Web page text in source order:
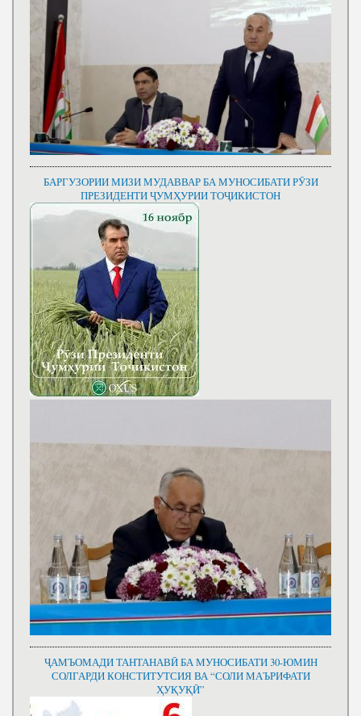
БАРГУЗОРИИ МИЗИ МУДАВВАР БА МУНОСИБАТИ РӮЗИ
ПРЕЗИДЕНТИ ҶУМҲУРИИ ТОҶИКИСТОН
ҶАМЪОМАДИ ТАНТАНАВӢ БА МУНОСИБАТИ 30-ЮМИН
СОЛГАРДИ КОНСТИТУТСИЯ ВА “СОЛИ МАЪРИФАТИ
ҲУҚУҚӢ”